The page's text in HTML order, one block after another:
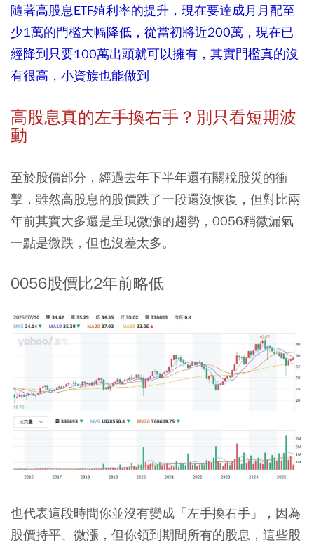
隨著高股息ETF殖利率的提升，現在要達成月月配至
少1萬的門檻大幅降低，從當初將近200萬，現在已
經降到只要100萬出頭就可以擁有，其實門檻真的沒
有很高，小資族也能做到。
高股息真的左手換右手？別只看短期波
動
至於股價部分，經過去年下半年還有關稅股災的衝
擊，雖然高股息的股價跌了一段還沒恢復，但對比兩
年前其實大多還是呈現微漲的趨勢，0056稍微漏氣
一點是微跌，但也沒差太多。
0056股價比2年前略低
也代表這段時間你並沒有變成「左手換右手」，因為
股價持平、微漲，但你領到期間所有的股息，這些股